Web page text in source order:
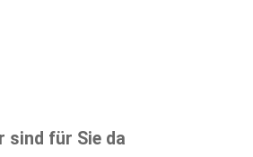
sind für Sie da